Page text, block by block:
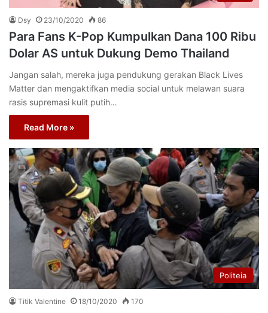
Dsy 23/10/2020 86
Para Fans K-Pop Kumpulkan Dana 100 Ribu
Dolar AS untuk Dukung Demo Thailand
Jangan salah, mereka juga pendukung gerakan Black Lives
Matter dan mengaktifkan media social untuk melawan suara
rasis supremasi kulit putih…
Read More »
Politeia
Titik Valentine 18/10/2020 170